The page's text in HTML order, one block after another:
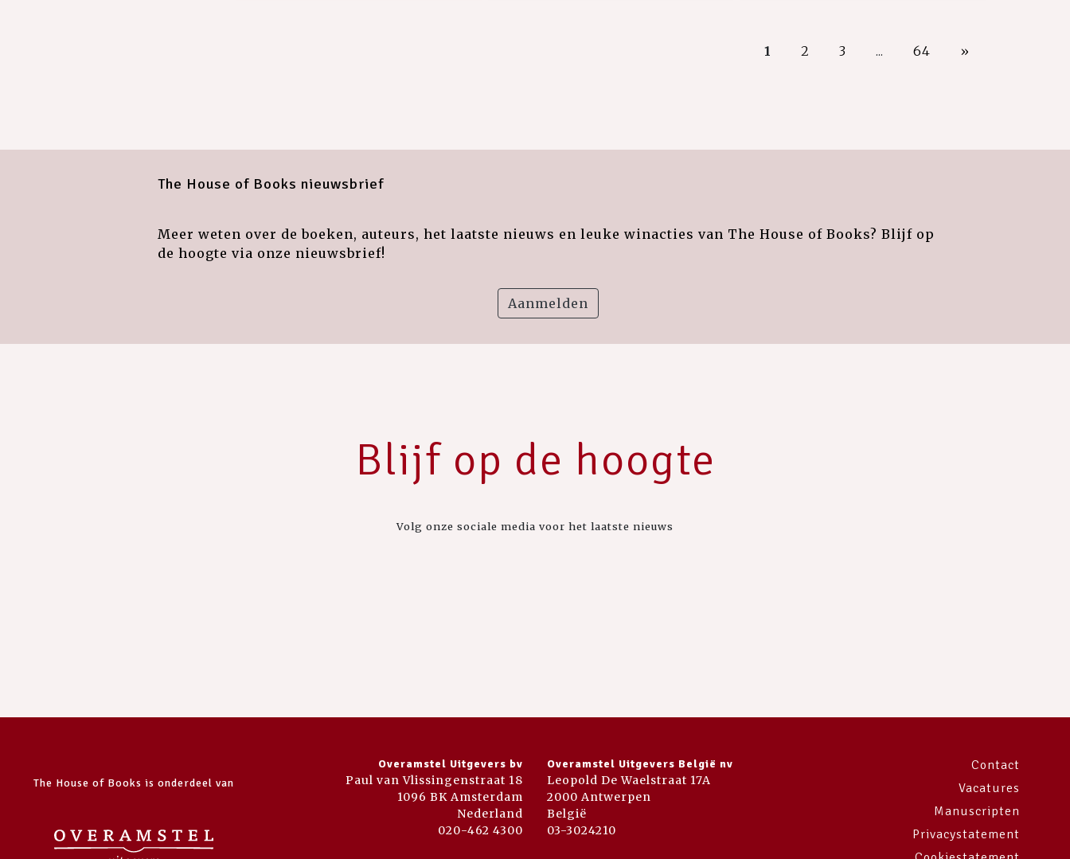
1 2 3 ... 64 »
The House of Books nieuwsbrief
Meer weten over de boeken, auteurs, het laatste nieuws en leuke winacties van The House of Books? Blijf op
de hoogte via onze nieuwsbrief!
Aanmelden
Blijf op de hoogte
Volg onze sociale media voor het laatste nieuws
The House of Books is onderdeel van
Overamstel Uitgevers bv
Paul van Vlissingenstraat 18
1096 BK Amsterdam
Nederland
020-462 4300
Overamstel Uitgevers België nv
Leopold De Waelstraat 17A
2000 Antwerpen
België
03-3024210
Contact
Vacatures
Manuscripten
Privacystatement